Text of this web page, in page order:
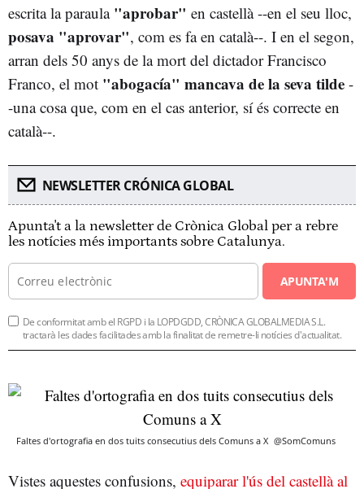
escrita la paraula "aprobar" en castellà --en el seu lloc,
posava "aprovar", com es fa en català--. I en el segon,
arran dels 50 anys de la mort del dictador Francisco
Franco, el mot "abogacía" mancava de la seva tilde -
-una cosa que, com en el cas anterior, sí és correcte en
català--.
NEWSLETTER CRÓNICA GLOBAL
Apunta't a la newsletter de Crònica Global per a rebre
les notícies més importants sobre Catalunya.
APUNTA'M
De conformitat amb el RGPD i la LOPDGDD, CRÒNICA GLOBALMEDIA S.L.
tractarà les dades facilitades amb la finalitat de remetre-li notícies d'actualitat.
Faltes d'ortografia en dos tuits consecutius dels Comuns a X @SomComuns
Vistes aquestes confusions, equiparar l'ús del castellà al